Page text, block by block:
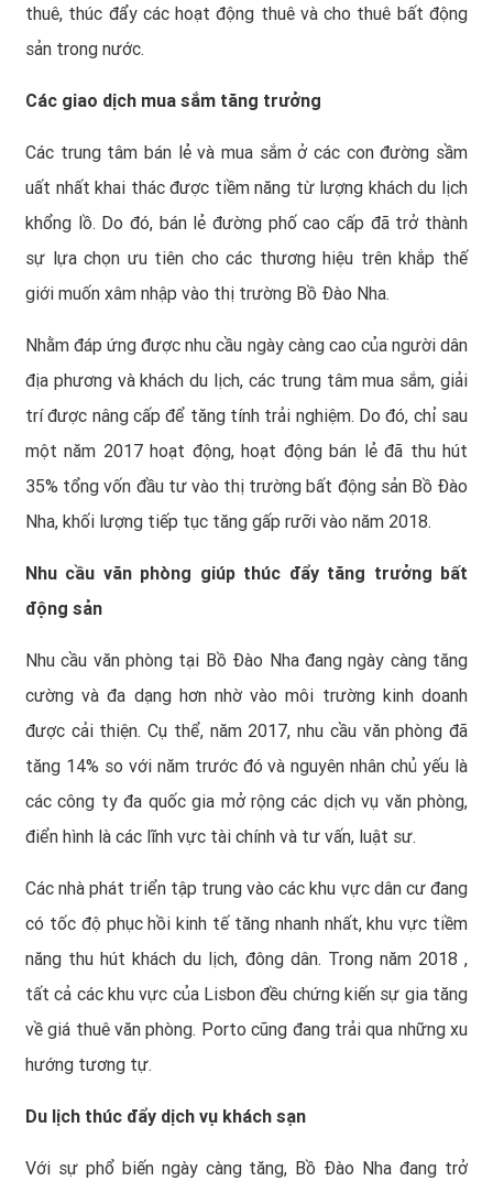
thuê, thúc đẩy các hoạt động thuê và cho thuê bất động
sản trong nước.
Các giao dịch mua sắm tăng trưởng
Các trung tâm bán lẻ và mua sắm ở các con đường sầm
uất nhất khai thác được tiềm năng từ lượng khách du lịch
khổng lồ. Do đó, bán lẻ đường phố cao cấp đã trở thành
sự lựa chọn ưu tiên cho các thương hiệu trên khắp thế
giới muốn xâm nhập vào thị trường Bồ Đào Nha.
Nhằm đáp ứng được nhu cầu ngày càng cao của người dân
địa phương và khách du lịch, các trung tâm mua sắm, giải
trí được nâng cấp để tăng tính trải nghiệm. Do đó, chỉ sau
một năm 2017 hoạt động, hoạt động bán lẻ đã thu hút
35% tổng vốn đầu tư vào thị trường bất động sản Bồ Đào
Nha, khối lượng tiếp tục tăng gấp rưỡi vào năm 2018.
Nhu cầu văn phòng giúp thúc đẩy tăng trưởng bất
động sản
Nhu cầu văn phòng tại Bồ Đào Nha đang ngày càng tăng
cường và đa dạng hơn nhờ vào môi trường kinh doanh
được cải thiện. Cụ thể, năm 2017, nhu cầu văn phòng đã
tăng 14% so với năm trước đó và nguyên nhân chủ yếu là
các công ty đa quốc gia mở rộng các dịch vụ văn phòng,
điển hình là các lĩnh vực tài chính và tư vấn, luật sư.
Các nhà phát triển tập trung vào các khu vực dân cư đang
có tốc độ phục hồi kinh tế tăng nhanh nhất, khu vực tiềm
năng thu hút khách du lịch, đông dân. Trong năm 2018 ,
tất cả các khu vực của Lisbon đều chứng kiến sự gia tăng
về giá thuê văn phòng. Porto cũng đang trải qua những xu
hướng tương tự.
Du lịch thúc đẩy dịch vụ khách sạn
Với sự phổ biến ngày càng tăng, Bồ Đào Nha đang trở